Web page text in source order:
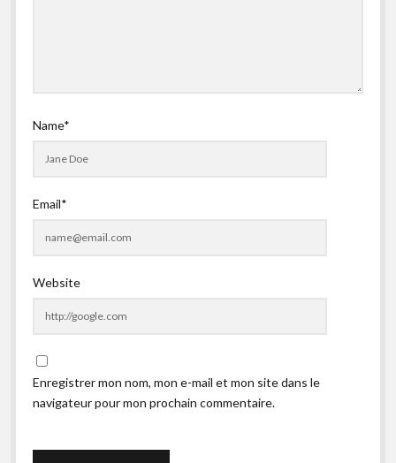
Name*
Email*
Website
Enregistrer mon nom, mon e-mail et mon site dans le
navigateur pour mon prochain commentaire.